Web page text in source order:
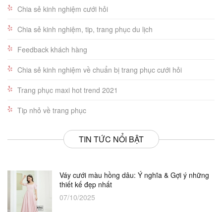
Chia sẻ kinh nghiệm cưới hỏi
Chia sẻ kinh nghiệm, tip, trang phục du lịch
Feedback khách hàng
Chia sẻ kinh nghiệm về chuẩn bị trang phục cưới hỏi
Trang phục maxi hot trend 2021
Tip nhỏ về trang phục
TIN TỨC NỔI BẬT
Váy cưới màu hồng dâu: Ý nghĩa & Gợi ý những
thiết kế đẹp nhất
07/10/2025